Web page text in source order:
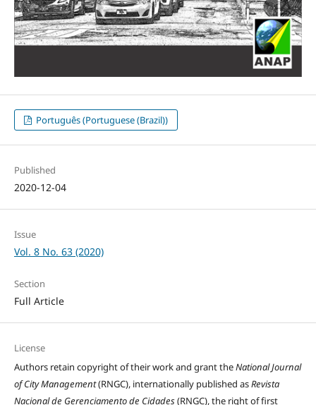
Português (Portuguese (Brazil))
Published
2020-12-04
Issue
Vol. 8 No. 63 (2020)
Section
Full Article
License
Authors retain copyright of their work and grant theNational Journal
of City Management(RNGC), internationally published asRevista
Nacional de Gerenciamento de Cidades(RNGC), the right of first